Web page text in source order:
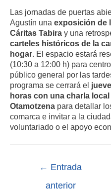
Las jornadas de puertas
Agustín una exposición de
Cáritas Tabira y una
carteles históricos de la
hogar. El espacio estará
(10:30 a 12:00 h) para
público general por las
programa se cerrará el
horas con una charla
Otamotzena para detallar
comarca e invitar a la
voluntariado o el apoyo
← Entrada
anterior